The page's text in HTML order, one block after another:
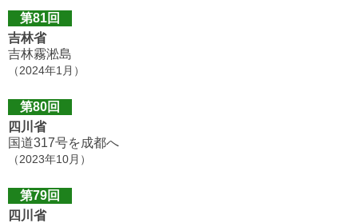
第81回
吉林省
吉林霧淞島
（2024年1月）
第80回
四川省
国道317号を成都へ
（2023年10月）
第79回
四川省